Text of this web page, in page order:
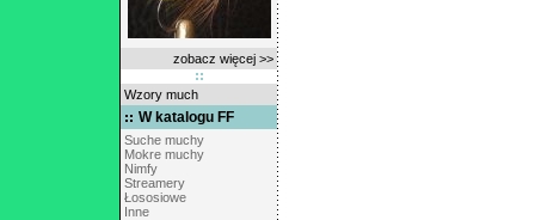
zobacz więcej >>
Wzory much
W katalogu FF
Suche muchy
Mokre muchy
Nimfy
Streamery
Łososiowe
Inne